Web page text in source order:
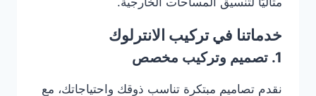
خدماتنا في تركيب الانترلوك
1. تصميم وتركيب مخصص
نقدم تصاميم مبتكرة تناسب ذوقك واحتياجاتك، مع